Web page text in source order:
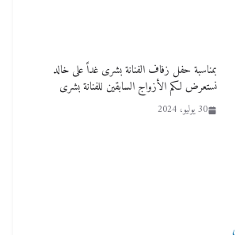
بمناسبة حفل زفاف الفنانة بشرى غداً على خالد
نستعرض لكم الأزواج السابقين للفنانة بشرى
30 يوليو، 2024